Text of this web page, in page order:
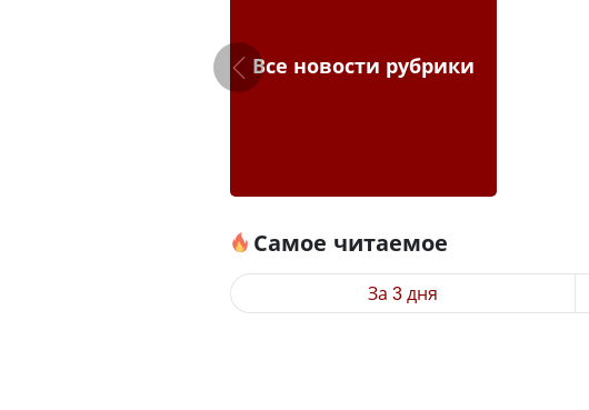
Все новости рубрики
Самое читаемое
За 3 дня